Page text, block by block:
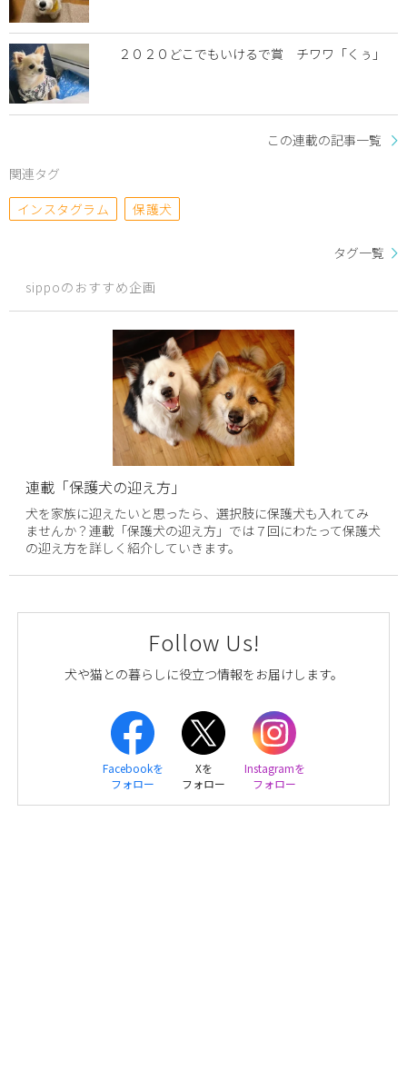
２０２０どこでもいけるで賞 チワワ「くぅ」
この連載の記事一覧
関連タグ
インスタグラム
保護犬
タグ一覧
sippoのおすすめ企画
連載「保護犬の迎え方」
犬を家族に迎えたいと思ったら、選択肢に保護犬も入れてみ
ませんか？連載「保護犬の迎え方」では７回にわたって保護犬
の迎え方を詳しく紹介していきます。
Follow Us!
犬や猫との暮らしに役立つ情報をお届けします。
Facebookを
フォロー
Xを
フォロー
Instagramを
フォロー